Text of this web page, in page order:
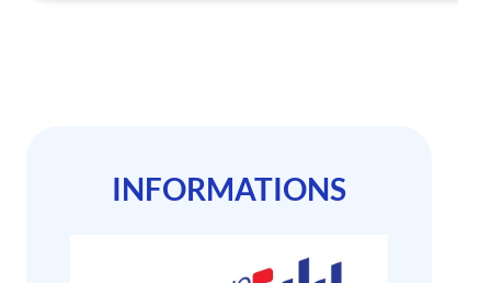
INFORMATIONS